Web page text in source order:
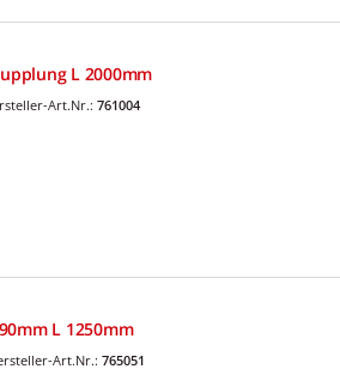
L 2000mm
Art.Nr.: 761004
L 1250mm
Art.Nr.: 765051